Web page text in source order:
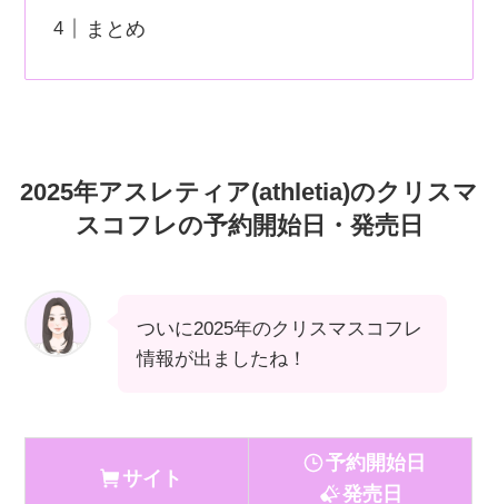
まとめ
2025年アスレティア(athletia)のクリスマ
スコフレの予約開始日・発売日
ついに2025年のクリスマスコフレ
情報が出ましたね！
サイト
予約開始日
発売日